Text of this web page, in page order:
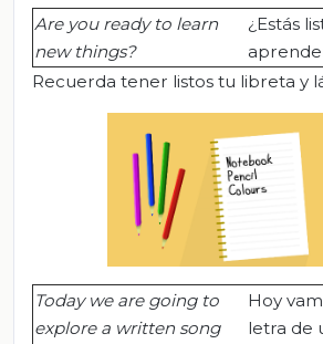
Are you ready to learn
new things?
¿Estás
Recuerda tener listos tu libreta y
Today we are going to
explore a written song
Hoy
letra de